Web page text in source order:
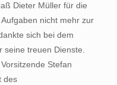
Dieter Müller für die
nicht mehr zur
sich bei dem
seine treuen Dienste.
Stefan
des